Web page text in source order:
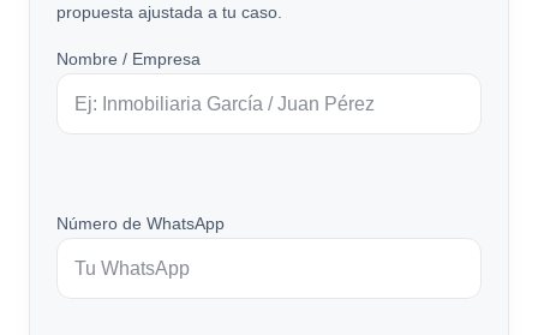
propuesta ajustada a tu caso.
Nombre / Empresa
Número de WhatsApp